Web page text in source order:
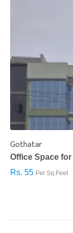
Gothatar
Office Space
Rs. 55 Per Sq.Feet